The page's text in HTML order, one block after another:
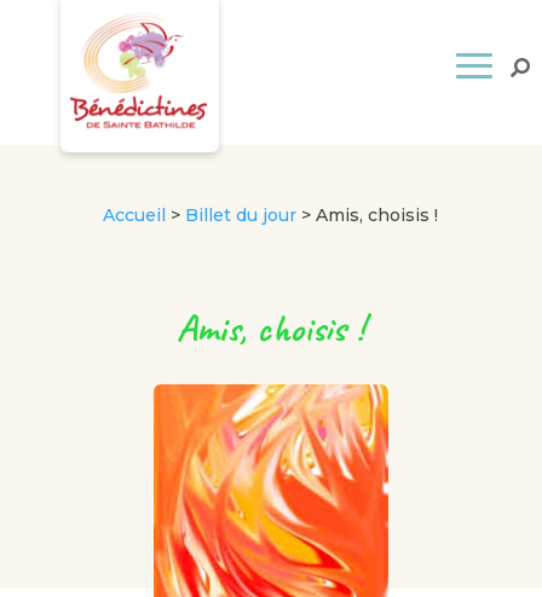
Accueil > Billet du jour >Amis, choisis !
Amis, choisis !